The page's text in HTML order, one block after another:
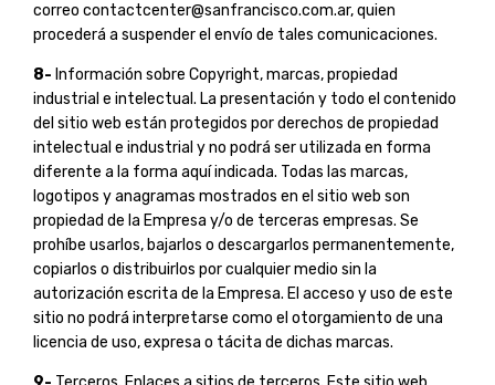
correo contactcenter@sanfrancisco.com.ar, quien
procederá a suspender el envío de tales comunicaciones.
8- Información sobre Copyright, marcas, propiedad
industrial e intelectual. La presentación y todo el contenido
del sitio web están protegidos por derechos de propiedad
intelectual e industrial y no podrá ser utilizada en forma
diferente a la forma aquí indicada. Todas las marcas,
logotipos y anagramas mostrados en el sitio web son
propiedad de la Empresa y/o de terceras empresas. Se
prohíbe usarlos, bajarlos o descargarlos permanentemente,
copiarlos o distribuirlos por cualquier medio sin la
autorización escrita de la Empresa. El acceso y uso de este
sitio no podrá interpretarse como el otorgamiento de una
licencia de uso, expresa o tácita de dichas marcas.